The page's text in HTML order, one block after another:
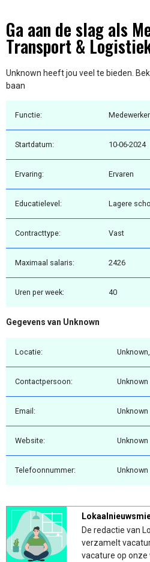
Ga aan de slag als
Transport &
Unknown heeft jou veel te bieden.
baan
Functie:
Startdatum: 10-06-2024
Ervaring: Ervaren
Educatielevel: Lagere
Contracttype: Vast
Maximaal salaris: 2426
Uren per week: 40
Gegevens van Unknown
Locatie:
Contactpersoon: Unknown
Email: Unknown
Website: Unknown
Telefoonnummer: Unknown
De redactie van
verzamelt
vacature op onze